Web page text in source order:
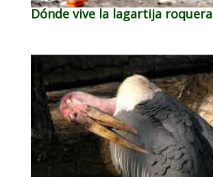
Dónde vive la lagartija roquera